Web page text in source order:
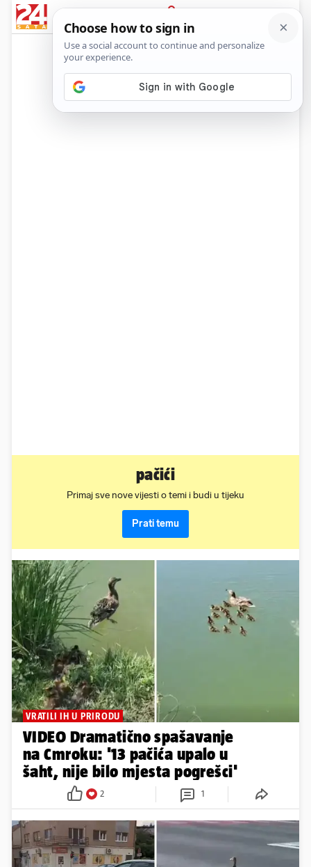
PRIJAVA
News
pačići
Primaj sve nove vijesti o temi i budi u tijeku
Prati temu
VRATILI IH U PRIRODU
VIDEO Dramatično spašavanje
na Cmroku: '13 pačića upalo u
šaht, nije bilo mjesta pogrešci'
2 1